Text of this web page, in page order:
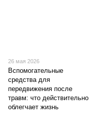
26 мая 2026
Вспомогательные
средства для
передвижения после
травм: что действительно
облегчает жизнь